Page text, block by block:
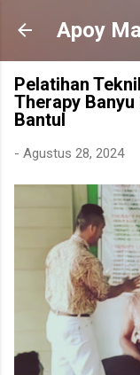
Apoy
Pelatihan
Therapy
Bantul
- Agustus 28, 2024